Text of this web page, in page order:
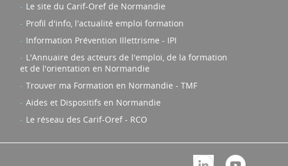
Le site du Carif-Oref de Normandie
Profil d'info, l'actualité emploi formation
Information Prévention Illettrisme - IPI
L'Annuaire des acteurs de l'emploi, de la formation
et de l'orientation en Normandie
Trouver ma Formation en Normandie - TMF
Aides et Dispositifs en Normandie
Le réseau des Carif-Oref - RCO